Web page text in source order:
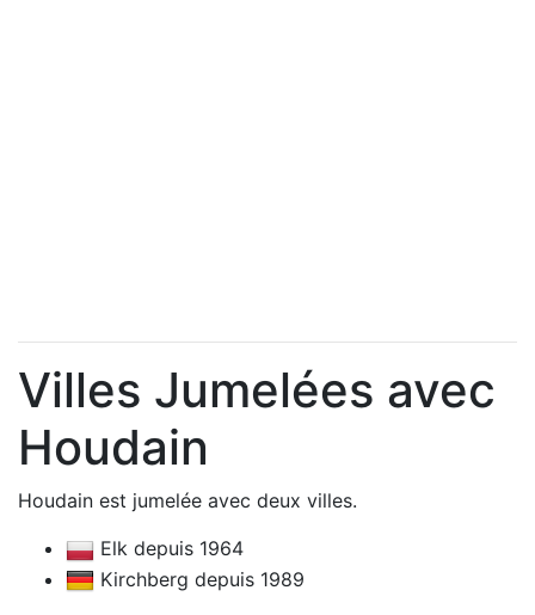
Villes Jumelées avec
Houdain
Houdain est jumelée avec deux villes.
Elk depuis 1964
Kirchberg depuis 1989